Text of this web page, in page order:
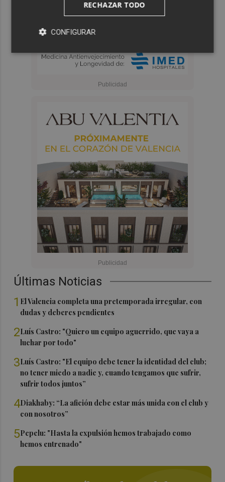
Últimas Noticias
1 El Valencia completa una pretemporada irregular, con
dudas y deberes pendientes
2Luís Castro: "Quiero un equipo aguerrido, que vaya a
luchar por todo"
3Luís Castro: "El equipo debe tener la identidad del club;
no tener miedo a nadie y, cuando tengamos que sufrir,
sufrir todos juntos”
4Diakhaby: “La afición debe estar más unida con el club y
con nosotros”
5Pepelu: "Hasta la expulsión hemos trabajado como
hemos entrenado"
RECHAZAR TODO
CONFIGURAR